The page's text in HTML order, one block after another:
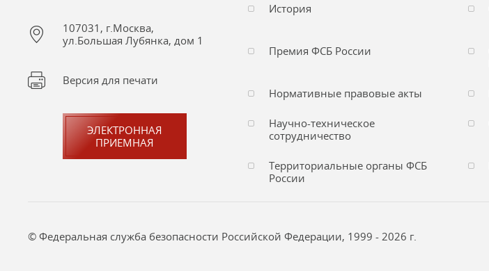
107031, г.Москва,
ул.Большая Лубянка, дом 1
Версия для печати
ЭЛЕКТРОННАЯ
ПРИЕМНАЯ
История
Премия ФСБ России
Нормативные правовые акты
Научно-техническое
сотрудничество
Территориальные органы ФСБ
России
© Федеральная служба безопасности Российской Федерации, 1999 - 2026 г.